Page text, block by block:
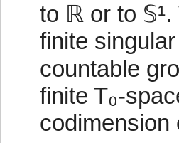
to ℝ or to 𝕊¹.
finite
countable
finite T₀-
codimension